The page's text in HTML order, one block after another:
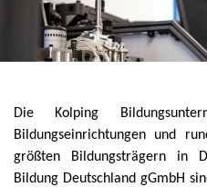
Die Kolping
Bildungseinrichtungen und
größten Bildungsträgern in
Bildung Deutschland gGmbH